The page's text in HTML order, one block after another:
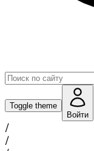
Toggle theme
Войти
/
/